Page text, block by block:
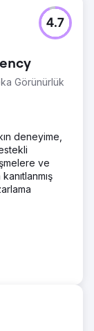
sıkı bir
öne
ve
içeriği,
pazarlama
ödeme
için
Amazon,
Bu
birleştiğinde
Görünürlük
4.7
deneyime,
ve